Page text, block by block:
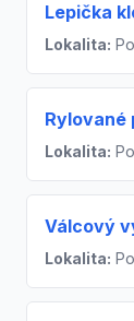
Lepička
Lokalita:
Rylované
Lokalita:
Válcový
Lokalita: